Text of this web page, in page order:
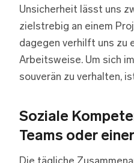
Unsicherheit lässt uns
zielstrebig an einem
dagegen verhilft uns zu
Arbeitsweise. Um sich
souverän zu verhalten,
Soziale
Teams oder